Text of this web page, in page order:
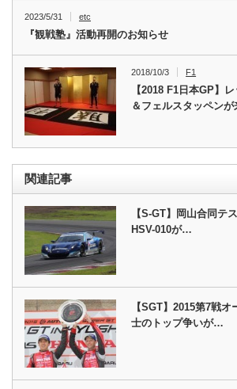
2023/5/31 etc
『観戦塾』活動再開のお知らせ
2018/10/3 F1
【2018 F1日本GP】
＆フェルスタッペン
関連記事
【S-GT】岡山合同テ
HSV-010が…
【SGT】2015第7戦
士のトップ争いが…